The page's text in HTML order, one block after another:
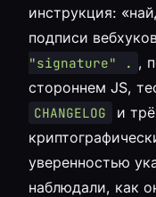
инструкция:
подписи
"signature" . ,
стороннем JS,
CHANGELOG
и
уверенностью
наблюдали, как